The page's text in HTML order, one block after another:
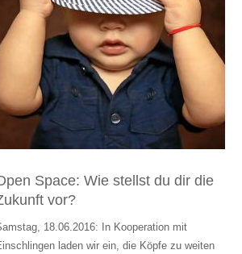
Space: Wie stellst du dir die
vor?
18.06.2016: In Kooperation mit
laden wir ein, die Köpfe zu weiten